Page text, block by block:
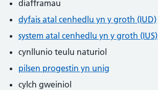
diafframau
dyfais atal cenhedlu yn y groth (IUD)
system atal cenhedlu yn y groth (IUS)
cynllunio teulu naturiol
pilsen progestin yn unig
cylch gweiniol